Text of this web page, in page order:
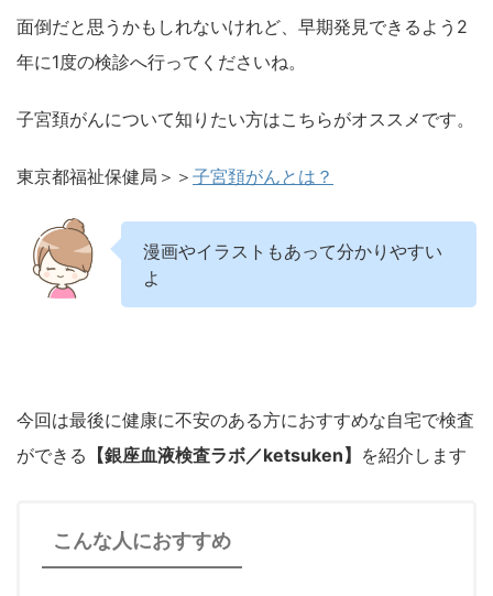
面倒だと思うかもしれないけれど、早期発見できるよう2
年に1度の検診へ行ってくださいね。
子宮頚がんについて知りたい方はこちらがオススメです。
東京都福祉保健局＞＞ 子宮頚がんとは？
漫画やイラストもあって分かりやすい
よ
今回は最後に健康に不安のある方におすすめな自宅で検査
ができる 【銀座血液検査ラボ／ketsuken】 を紹介します
こんな人におすすめ